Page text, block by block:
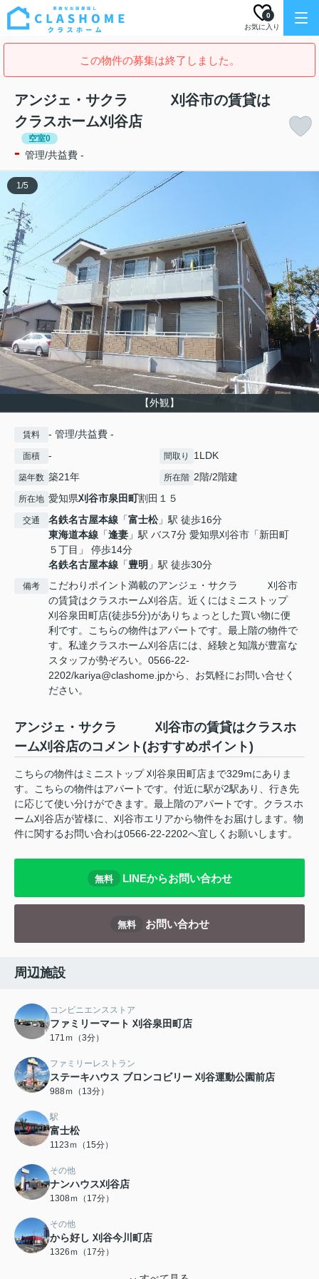
お気に入り
0
この物件の募集は終了しました。
アンジェ・サクラ 刈谷市の賃貸は
クラスホーム刈谷店
空室0
- 管理/共益費 -
【外観】
1/5
賃料 - 管理/共益費 -
面積 - 間取り 1LDK
築年数 築21年 所在階 2階/2階建
所在地 愛知県刈谷市泉田町割田１５
交通 名鉄名古屋本線 「富士松」駅 徒歩16分
東海道本線 「逢妻 」駅 バス7分 愛知県刈谷市「新田町
５丁目」 停歩14分
名鉄名古屋本線 「豊明 」駅 徒歩30分
備考
こだわりポイント満載のアンジェ・サクラ 刈谷市
の賃貸はクラスホーム刈谷店。近くにはミニストップ
刈谷泉田町店(徒歩5分)がありちょっとした買い物に便
利です。こちらの物件はアパートです。最上階の物件で
す。私達クラスホーム刈谷店には、経験と知識が豊富な
スタッフが勢ぞろい。0566-22-
2202/kariya@clashome.jpから、お気軽にお問い合せく
ださい。
アンジェ・サクラ 刈谷市の賃貸はクラスホ
ーム刈谷店のコメント(おすすめポイント)
こちらの物件はミニストップ 刈谷泉田町店まで329mにありま
す。こちらの物件はアパートです。付近に駅が2駅あり、行き先
に応じて使い分けができます。最上階のアパートです。クラスホ
ーム刈谷店が皆様に、刈谷市エリアから物件をお届けします。物
件に関するお問い合わは0566-22-2202へ宜しくお願いします。
無料 LINEからお問い合わせ
無料 お問い合わせ
周辺施設
コンビニエンスストア
ファミリーマート 刈谷泉田町店
171ｍ（3分）
ファミリーレストラン
ステーキハウス ブロンコビリー 刈谷運動公園前店
988ｍ（13分）
駅
富士松
1123ｍ（15分）
その他
ナンハウス刈谷店
1308ｍ（17分）
その他
から好し 刈谷今川町店
1326ｍ（17分）